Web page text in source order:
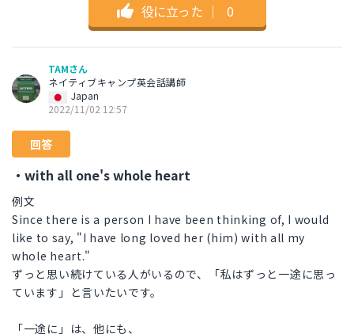
役に立った ｜ 0
TAMさん
ネイティブキャンプ英会話講師
Japan
2022/11/02 12:57
回答
・with all one's whole heart
例文
Since there is a person I have been thinking of, I would
like to say, "I have long loved her (him) with all my
whole heart."
ずっと思い続けている人がいるので、「私はずっと一途に思っ
ています」と言いたいです。
「一途に」は、他にも、